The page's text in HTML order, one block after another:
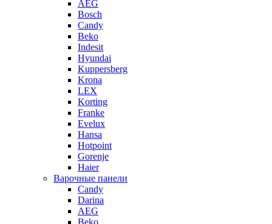
AEG
Bosch
Candy
Beko
Indesit
Hyundai
Kuppersberg
Krona
LEX
Korting
Franke
Evelux
Hansa
Hotpoint
Gorenje
Haier
Варочные панели
Candy
Darina
AEG